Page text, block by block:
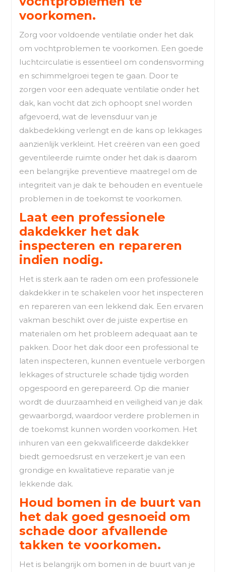
voorkomen.
Zorg voor voldoende ventilatie onder het dak
om vochtproblemen te voorkomen. Een goede
luchtcirculatie is essentieel om condensvorming
en schimmelgroei tegen te gaan. Door te
zorgen voor een adequate ventilatie onder het
dak, kan vocht dat zich ophoopt snel worden
afgevoerd, wat de levensduur van je
dakbedekking verlengt en de kans op lekkages
aanzienlijk verkleint. Het creëren van een goed
geventileerde ruimte onder het dak is daarom
een belangrijke preventieve maatregel om de
integriteit van je dak te behouden en eventuele
problemen in de toekomst te voorkomen.
Laat een professionele
dakdekker het dak
inspecteren en repareren
indien nodig.
Het is sterk aan te raden om een professionele
dakdekker in te schakelen voor het inspecteren
en repareren van een lekkend dak. Een ervaren
vakman beschikt over de juiste expertise en
materialen om het probleem adequaat aan te
pakken. Door het dak door een professional te
laten inspecteren, kunnen eventuele verborgen
lekkages of structurele schade tijdig worden
opgespoord en gerepareerd. Op die manier
wordt de duurzaamheid en veiligheid van je dak
gewaarborgd, waardoor verdere problemen in
de toekomst kunnen worden voorkomen. Het
inhuren van een gekwalificeerde dakdekker
biedt gemoedsrust en verzekert je van een
grondige en kwalitatieve reparatie van je
lekkende dak.
Houd bomen in de buurt van
het dak goed gesnoeid om
schade door afvallende
takken te voorkomen.
Het is belangrijk om bomen in de buurt van je